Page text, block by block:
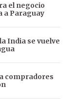
el negocio
a Paraguay
India se vuelve
compradores